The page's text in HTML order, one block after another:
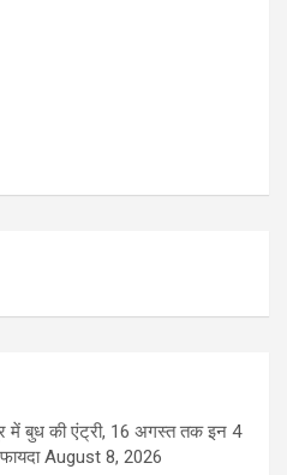
में बुध की एंट्री, 16 अगस्त तक इन 4
August 8, 2026